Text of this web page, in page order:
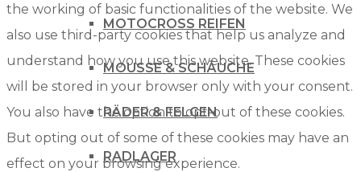
MOTOCROSS REIFEN
MOUSSE & SCHÄUCHE
RÄDER & FELGEN
RADLAGER
the working of basic functionalities of the website. We
also use third-party cookies that help us analyze and
understand how you use this website. These cookies
will be stored in your browser only with your consent.
You also have the option to opt-out of these cookies.
But opting out of some of these cookies may have an
effect on your browsing experience.